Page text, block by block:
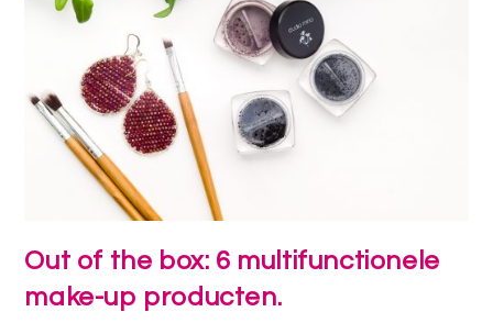
Out of the box: 6 multifunctionele
make-up producten.